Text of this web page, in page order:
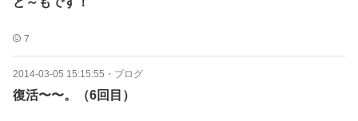
7
2014-03-05 15:15:55 ・ ブログ
復活〜〜。（6回目）